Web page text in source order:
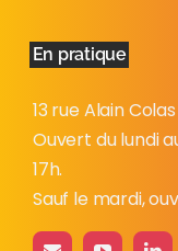
En pratique
13 rue Alain
Ouvert du lundi
17h.
Sauf le mardi,